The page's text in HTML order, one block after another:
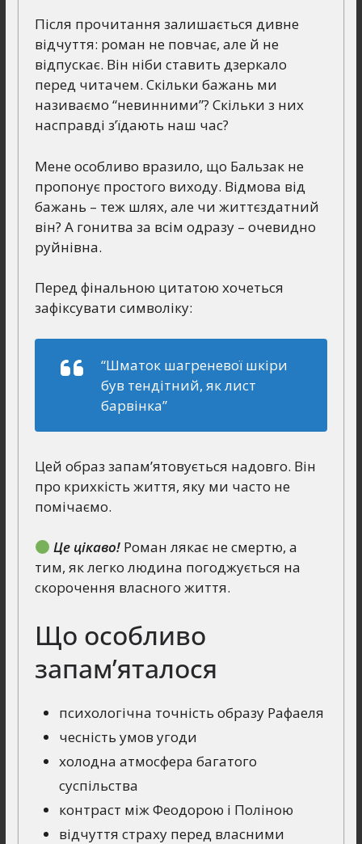
Після прочитання залишається дивне
відчуття: роман не повчає, але й не
відпускає. Він ніби ставить дзеркало
перед читачем. Скільки бажань ми
називаємо “невинними”? Скільки з них
насправді з’їдають наш час?
Мене особливо вразило, що Бальзак не
пропонує простого виходу. Відмова від
бажань – теж шлях, але чи життєздатний
він? А гонитва за всім одразу – очевидно
руйнівна.
Перед фінальною цитатою хочеться
зафіксувати символіку:
“Шматок шагреневої шкіри
був тендітний, як лист
барвінка”
Цей образ запам’ятовується надовго. Він
про крихкість життя, яку ми часто не
помічаємо.
Це цікаво! Роман лякає не смертю, а
тим, як легко людина погоджується на
скорочення власного життя.
Що особливо
запам’яталося
психологічна точність образу Рафаеля
чесність умов угоди
холодна атмосфера багатого
суспільства
контраст між Феодорою і Поліною
відчуття страху перед власними